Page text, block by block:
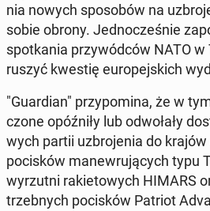
nia nowych spo­so­bów na
sobie obrony. Jed­no­cze­śnie
spo­tka­nia przy­wód­ców NATO
ru­szyć kwestię eu­ro­pej­skich
"Gu­ar­dian" przy­po­mi­na, że w
czo­ne opóź­ni­ły lub od­wo­ła­ły
wych partii uzbro­je­nia do
po­ci­sków ma­new­ru­ją­cych typu
wy­rzut­ni ra­kie­to­wych HIMARS
trzeb­nych po­ci­sków Patriot